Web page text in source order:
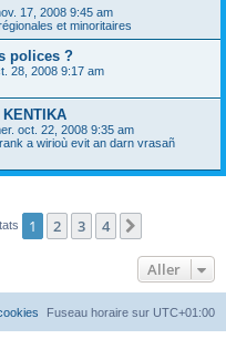
17, 2008 9:45 am
et minoritaires
polices ?
28, 2008 9:17 am
oct. 22, 2008 9:35 am
a wirioù evit an darn vrasañ
1 2 3 4
Aller
Fuseau horaire sur UTC+01:00